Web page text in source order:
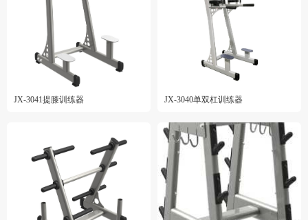
JX-3041提膝训练器 JX-3040单双杠训练器